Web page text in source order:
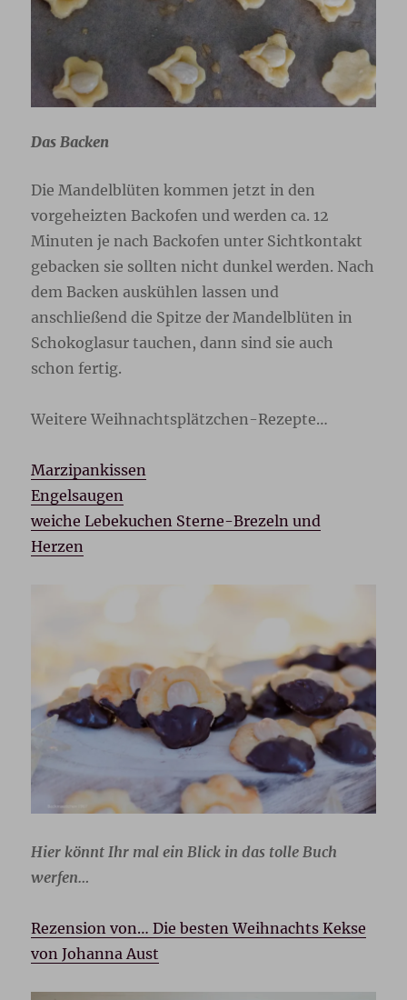
Das Backen
Die Mandelblüten kommen jetzt in den
vorgeheizten Backofen und werden ca. 12
Minuten je nach Backofen unter Sichtkontakt
gebacken sie sollten nicht dunkel werden. Nach
dem Backen auskühlen lassen und
anschließend die Spitze der Mandelblüten in
Schokoglasur tauchen, dann sind sie auch
schon fertig.
Weitere Weihnachtsplätzchen-Rezepte…
Marzipankissen
Engelsaugen
weiche Lebekuchen Sterne-Brezeln und
Herzen
Hier könnt Ihr mal ein Blick in das tolle Buch
werfen…
Rezension von… Die besten Weihnachts Kekse
von Johanna Aust